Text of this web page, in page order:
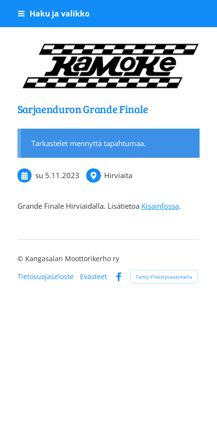
Siirry
Haku ja valikko
Kangasalan
Sarjaenduron Grande Finale
Tarkastelet mennyttä tapahtumaa.
su 5.11.2023 Hirviaita
Grande Finale Hirviaidalla. Lisätietoa Kisainfossa.
© Kangasalan Moottorikerho ry
Tietosuojaseloste
Evästeet
Facebook
Tehty Yhdistysavaimella